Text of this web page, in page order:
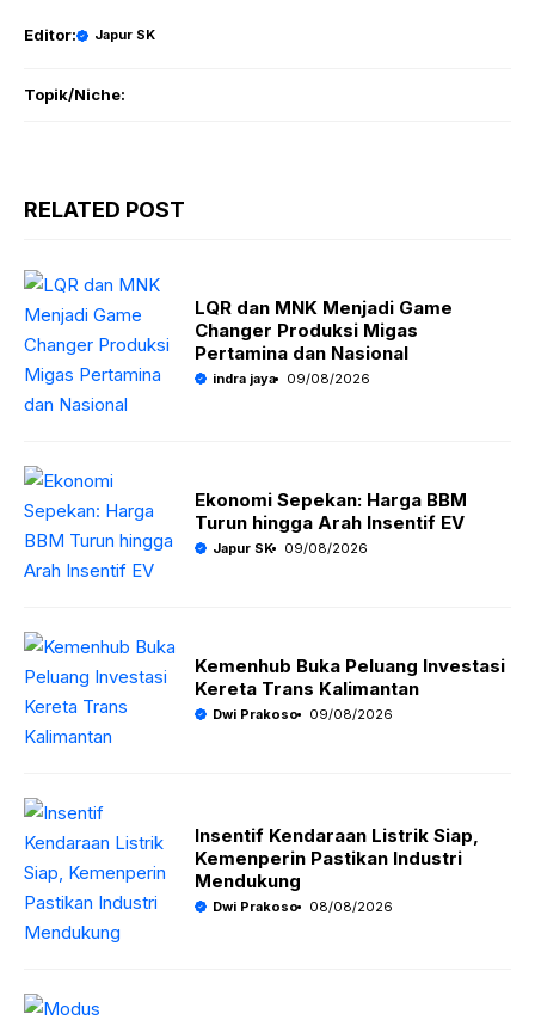
Editor: Japur SK
Topik/Niche:
RELATED POST
LQR dan MNK Menjadi Game
Changer Produksi Migas
Pertamina dan Nasional
indra jaya 09/08/2026
Ekonomi Sepekan: Harga BBM
Turun hingga Arah Insentif EV
Japur SK 09/08/2026
Kemenhub Buka Peluang Investasi
Kereta Trans Kalimantan
Dwi Prakoso 09/08/2026
Insentif Kendaraan Listrik Siap,
Kemenperin Pastikan Industri
Mendukung
Dwi Prakoso 08/08/2026